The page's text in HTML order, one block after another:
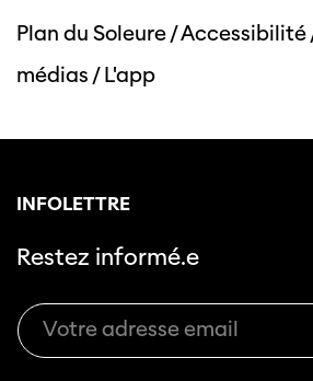
Cette page ne s'affiche pas
optimale avec Internet
Plan du Soleure/Accessibilité
médias /L'app
INFOLETTRE
Restez informé.e